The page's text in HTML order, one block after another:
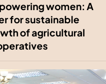
women: A
for sustainable
of agricultural